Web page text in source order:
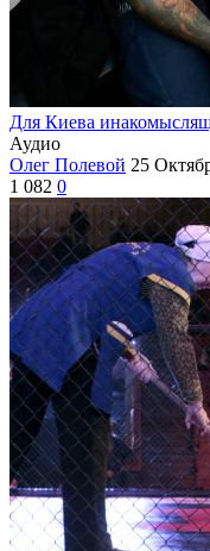
Для Киева
Аудио
Олег Полевой 25
1 082 0